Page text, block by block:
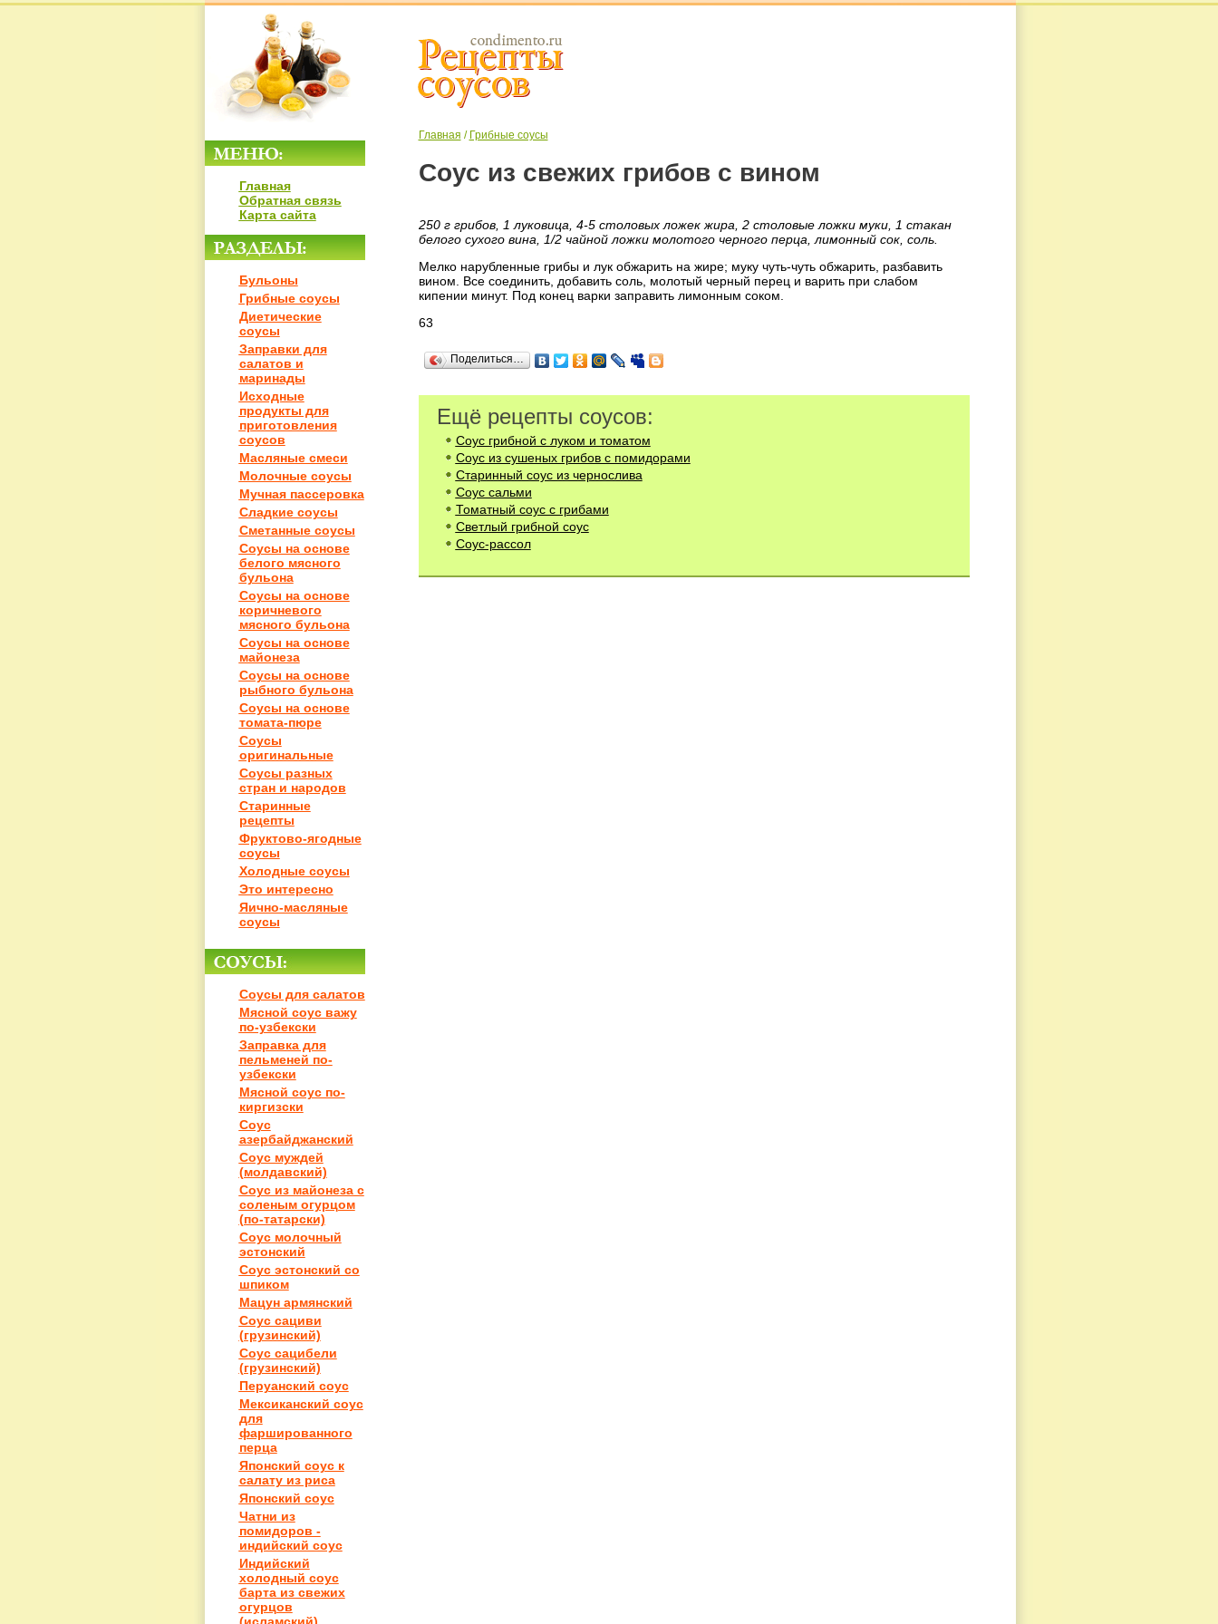
Главная
Обратная связь
Карта сайта
Бульоны
Грибные соусы
Диетические
соусы
Заправки для
салатов и
маринады
Исходные
продукты для
приготовления
соусов
Масляные смеси
Молочные соусы
Мучная пассеровка
Сладкие соусы
Сметанные соусы
Соусы на основе
белого мясного
бульона
Соусы на основе
коричневого
мясного бульона
Соусы на основе
майонеза
Соусы на основе
рыбного бульона
Соусы на основе
томата-пюре
Соусы
оригинальные
Соусы разных
стран и народов
Старинные
рецепты
Фруктово-ягодные
соусы
Холодные соусы
Это интересно
Яично-масляные
соусы
Соусы для салатов
Мясной соус важу
по-узбекски
Заправка для
пельменей по-
узбекски
Мясной соус по-
киргизски
Соус
азербайджанский
Соус муждей
(молдавский)
Соус из майонеза с
соленым огурцом
(по-татарски)
Соус молочный
эстонский
Соус эстонский со
шпиком
Мацун армянский
Соус сациви
(грузинский)
Соус сацибели
(грузинский)
Перуанский соус
Мексиканский соус
для
фаршированного
перца
Японский соус к
салату из риса
Японский соус
Чатни из
помидоров -
индийский соус
Индийский
холодный соус
барта из свежих
огурцов
Главная / Грибные соусы
Соус из свежих грибов с вином
250 г грибов, 1 луковица, 4-5 столовых ложек жира, 2 столовые ложки муки, 1 стакан
белого сухого вина, 1/2 чайной ложки молотого черного перца, лимонный сок, соль.
Мелко нарубленные грибы и лук обжарить на жире; муку чуть-чуть обжарить, разбавить
вином. Все соединить, добавить соль, молотый черный перец и варить при слабом
кипении минут. Под конец варки заправить лимонным соком.
63
Поделиться…
Ещё рецепты соусов:
Соус грибной с луком и томатом
Соус из сушеных грибов с помидорами
Старинный соус из чернослива
Соус сальми
Томатный соус с грибами
Светлый грибной соус
Соус-рассол